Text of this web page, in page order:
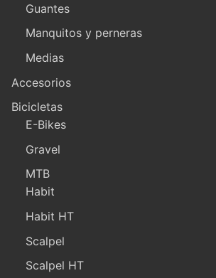
Guantes
Manquitos y perneras
Medias
Accesorios
Bicicletas
E-Bikes
Gravel
MTB
Habit
Habit HT
Scalpel
Scalpel HT